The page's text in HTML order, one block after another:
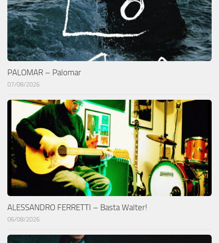
PALOMAR – Palomar
07/08/2026
ALESSANDRO FERRETTI – Basta Walter!
06/08/2026